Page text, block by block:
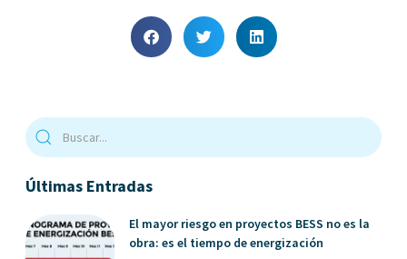
Últimas Entradas
El mayor riesgo en proyectos BESS no es la
obra: es el tiempo de energización